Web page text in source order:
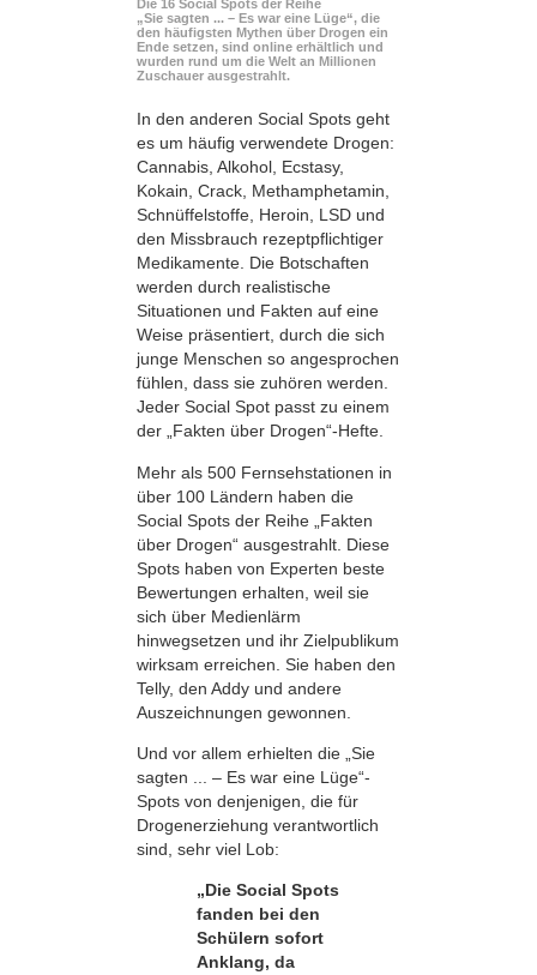
Die 16 Social Spots der Reihe
„Sie sagten ... – Es war eine Lüge“, die
den häufigsten Mythen über Drogen ein
Ende setzen, sind online erhältlich und
wurden rund um die Welt an Millionen
Zuschauer ausgestrahlt.
In den anderen Social Spots geht
es um häufig verwendete Drogen:
Cannabis, Alkohol, Ecstasy,
Kokain, Crack, Methamphetamin,
Schnüffelstoffe, Heroin, LSD und
den Missbrauch rezeptpflichtiger
Medikamente. Die Botschaften
werden durch realistische
Situationen und Fakten auf eine
Weise präsentiert, durch die sich
junge Menschen so angesprochen
fühlen, dass sie zuhören werden.
Jeder Social Spot passt zu einem
der „Fakten über Drogen“-Hefte.
Mehr als 500 Fernsehstationen in
über 100 Ländern haben die
Social Spots der Reihe „Fakten
über Drogen“ ausgestrahlt. Diese
Spots haben von Experten beste
Bewertungen erhalten, weil sie
sich über Medienlärm
hinwegsetzen und ihr Zielpublikum
wirksam erreichen. Sie haben den
Telly, den Addy und andere
Auszeichnungen gewonnen.
Und vor allem erhielten die „Sie
sagten ... – Es war eine Lüge“-
Spots von denjenigen, die für
Drogenerziehung verantwortlich
sind, sehr viel Lob:
„Die Social Spots
fanden bei den
Schülern sofort
Anklang, da